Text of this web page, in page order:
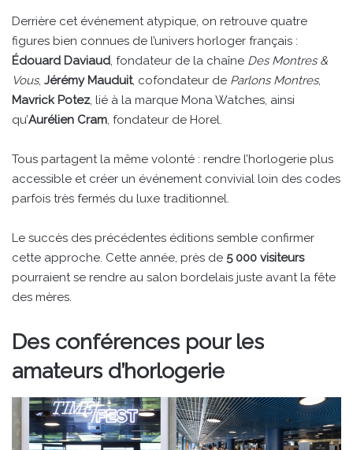
Derrière cet événement atypique, on retrouve quatre
figures bien connues de l’univers horloger français :
Édouard Daviaud, fondateur de la chaîne Des Montres &
Vous, Jérémy Mauduit, cofondateur de Parlons Montres,
Mavrick Potez, lié à la marque Mona Watches, ainsi
qu’Aurélien Cram, fondateur de Horel.
Tous partagent la même volonté : rendre l’horlogerie plus
accessible et créer un événement convivial loin des codes
parfois très fermés du luxe traditionnel.
Le succès des précédentes éditions semble confirmer
cette approche. Cette année, près de 5 000 visiteurs
pourraient se rendre au salon bordelais juste avant la fête
des mères.
Des conférences pour les
amateurs d’horlogerie